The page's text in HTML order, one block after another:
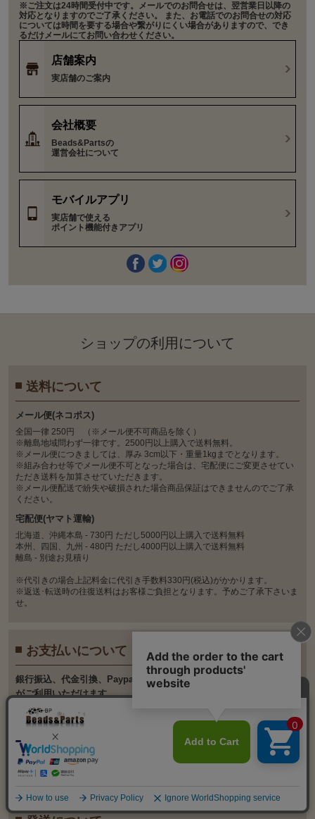
※ご注文は24時間受付中です。メールでのお問合せは、翌営業日以降の
対応となりますのでご了承ください。 また、お電話でのお問合せの対応
については時間を要する場合や繋がりにくい場合がありますので、でき
るだけメールにてお問い合わせください。
店舗案内
実店舗のご案内
会社概要
Beads&Partsの
運営会社について
モバイルアプリ
実店舗で使える
ポイント機能付きアプリ
ショップの利⽤について
送料について
メール便(ネコポス)
全国一律 250円 （※メール便不可商品を除く）
※離島地域問わず一律です。2500円以上購入で送料無料。
※メール便につきましては、厚み 3cm以下・重量1kgまでとなります。
※組み合わせ等でメール便不可となった場合は、宅配便にご変更させてい
ただき送料を加算させていただきます。
※メール便配送で紛失や破損された場合商品保証はできませんのでご了承
ください。
宅配便(ヤマト運輸)
北海道、沖縄本島 - 730円 ただし5000円以上購入で送料無料
本州、四国、九州 - 480円 ただし4000円以上購入で送料無料
離島 - 別途お見積り
※代引きの場合上記料金に代引き手数料330円(税込)がかかります。
※返送･転送時の往復送料はお客様ご負担となります。予めご了承下さいま
せ。
お支払いについて
銀⾏振込、代⾦引換、Paypal、クレジットカード決済
がご利⽤いただけます。
※5大国際ブランド（Visa、MasterCard、JCB、AMEX、Diners）のほか、
日本国内の各種クレジートカード会社発行のクレジットカードに対応して
おります。